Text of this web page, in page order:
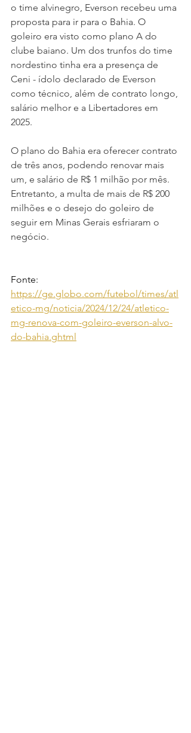
o time alvinegro, Everson recebeu uma
proposta para ir para o Bahia. O
goleiro era visto como plano A do
clube baiano. Um dos trunfos do time
nordestino tinha era a presença de
Ceni - ídolo declarado de Everson
como técnico, além de contrato longo,
salário melhor e a Libertadores em
2025.
O plano do Bahia era oferecer contrato
de três anos, podendo renovar mais
um, e salário de R$ 1 milhão por mês.
Entretanto, a multa de mais de R$ 200
milhões e o desejo do goleiro de
seguir em Minas Gerais esfriaram o
negócio.
Fonte:
https://ge.globo.com/futebol/times/atl
etico-mg/noticia/2024/12/24/atletico-
mg-renova-com-goleiro-everson-alvo-
do-bahia.ghtml